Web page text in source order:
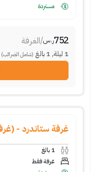
مستردة
752ر.س/الغرفة
1 ليلة,
1 بالغ (شامل الضرائب)
غرفة ستاندرد -
1 بالغ
غرفة فقط